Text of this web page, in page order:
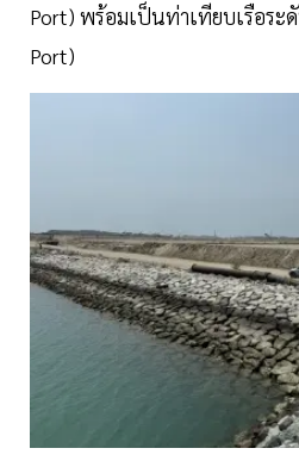
Port) พร้อมเป็นท่าเทียบเรือระ
Port)